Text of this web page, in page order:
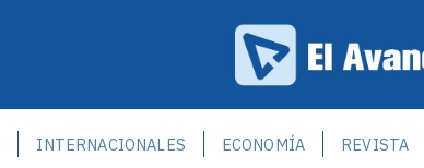
INTERNACIONALES ECONOMÍA REVISTA